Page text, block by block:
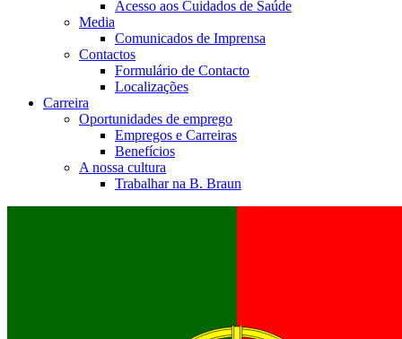
Acesso aos Cuidados de Saúde
Media
Comunicados de Imprensa
Contactos
Formulário de Contacto
Localizações
Carreira
Oportunidades de emprego
Empregos e Carreiras
Benefícios
A nossa cultura
Trabalhar na B. Braun